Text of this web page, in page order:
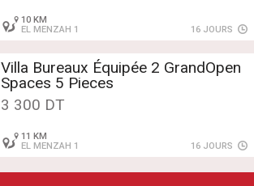
10 KM
EL MENZAH 1
16 JOURS
Villa Bureaux Équipée 2 GrandOpen
Spaces 5 Pieces
3 300 DT
11 KM
EL MENZAH 1
16 JOURS